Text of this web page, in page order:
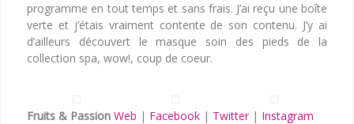
programme en tout temps et sans frais. J’ai reçu une boîte
verte et j’étais vraiment contente de son contenu. J’y ai
d’ailleurs découvert le masque soin des pieds de la
collection spa, wow!, coup de coeur.
Fruits & Passion Web | Facebook | Twitter | Instagram